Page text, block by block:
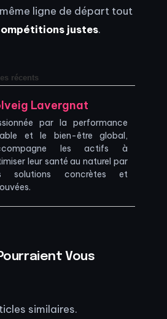
ligne de départ tout
justes.
récents
Lavergnat
par la performance
et le bien-être global,
les actifs à
leur santé au naturel par
solutions concrètes et
Vous
similaires.